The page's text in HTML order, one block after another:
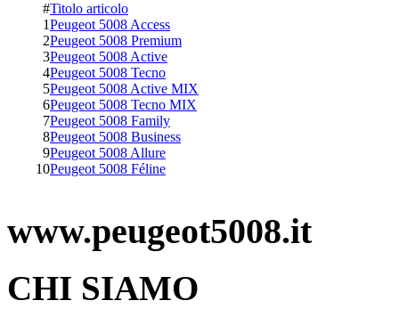
#Titolo articolo
1Peugeot 5008 Access
2Peugeot 5008 Premium
3Peugeot 5008 Active
4Peugeot 5008 Tecno
5Peugeot 5008 Active MIX
6Peugeot 5008 Tecno MIX
7Peugeot 5008 Family
8Peugeot 5008 Business
9Peugeot 5008 Allure
10Peugeot 5008 Féline
www.peugeot5008.it
CHI SIAMO